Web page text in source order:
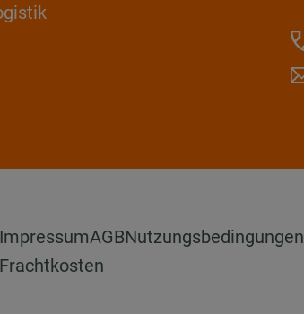
ImpressumAGBNutzungsbedingungen
Frachtkosten